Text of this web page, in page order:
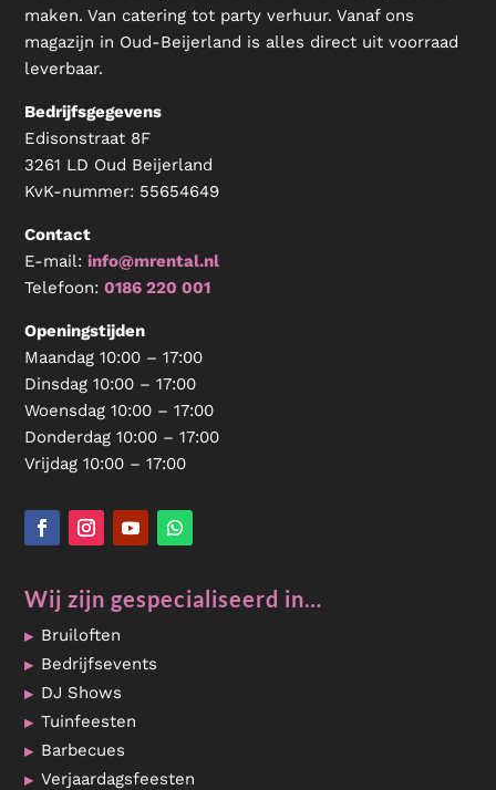
maken. Van catering tot party verhuur. Vanaf ons
magazijn in Oud-Beijerland is alles direct uit voorraad
leverbaar.
Bedrijfsgegevens
Edisonstraat 8F
3261 LD Oud Beijerland
KvK-nummer: 55654649
Contact
E-mail:info@mrental.nl
Telefoon:0186 220 001
Openingstijden
Maandag 10:00 – 17:00
Dinsdag 10:00 – 17:00
Woensdag 10:00 – 17:00
Donderdag 10:00 – 17:00
Vrijdag 10:00 – 17:00
Wij zijn gespecialiseerd in…
Bruiloften
Bedrijfsevents
DJ Shows
Tuinfeesten
Barbecues
Verjaardagsfeesten